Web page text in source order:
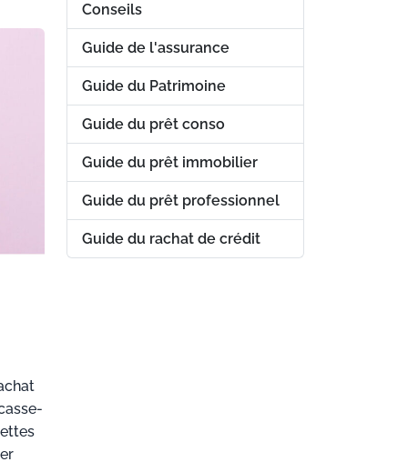
Conseils
Guide de l'assurance
Guide du Patrimoine
Guide du prêt conso
Guide du prêt immobilier
Guide du prêt professionnel
Guide du rachat de crédit